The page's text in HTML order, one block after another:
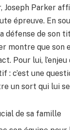
Joseph Parker
épreuve. En
défense de son
montre que son
Pour lui, l’enjeu
c’est une
un sort qui lui
de sa famille